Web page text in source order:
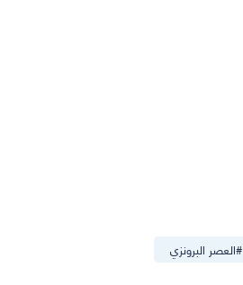
#العصر البرونزي